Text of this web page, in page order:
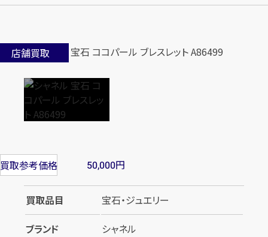
店舗買取
買取参考価格 50,000円
買取品目
宝石・ジュエリー
ブランド
シャネル